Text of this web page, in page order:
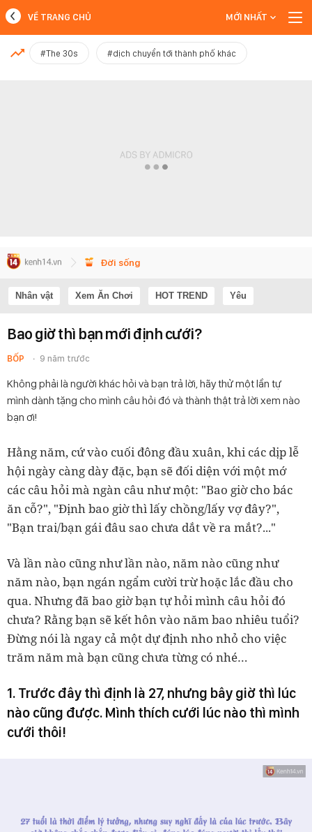
MỚI NHẤT
VỀ TRANG CHỦ MỚI NHẤT
#The 30s #dịch chuyển tới thành phố khác
Đời sống
Nhân vật Xem Ăn Chơi HOT TREND Yêu
Bao giờ thì bạn mới định cưới?
BỐP 9 năm trước
Không phải là người khác hỏi và bạn trả lời, hãy thử một lần tự
mình dành tặng cho mình câu hỏi đó và thành thật trả lời xem nào
bạn ơi!
Hằng năm, cứ vào cuối đông đầu xuân, khi các dịp lễ
hội ngày càng dày đặc, bạn sẽ đối diện với một mớ
các câu hỏi mà ngàn câu như một: "Bao giờ cho bác
ăn cỗ?", "Định bao giờ thì lấy chồng/lấy vợ đây?",
"Bạn trai/bạn gái đâu sao chưa dắt về ra mắt?..."
Và lần nào cũng như lần nào, năm nào cũng như
năm nào, bạn ngán ngẩm cười trừ hoặc lắc đầu cho
qua. Nhưng đã bao giờ bạn tự hỏi mình câu hỏi đó
chưa? Rằng bạn sẽ kết hôn vào năm bao nhiêu tuổi?
Đừng nói là ngay cả một dự định nho nhỏ cho việc
trăm năm mà bạn cũng chưa từng có nhé…
1. Trước đây thì định là 27, nhưng bây giờ thì lúc
nào cũng được. Mình thích cưới lúc nào thì mình
cưới thôi!